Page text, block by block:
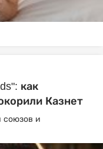
как
Казнет
союзов и